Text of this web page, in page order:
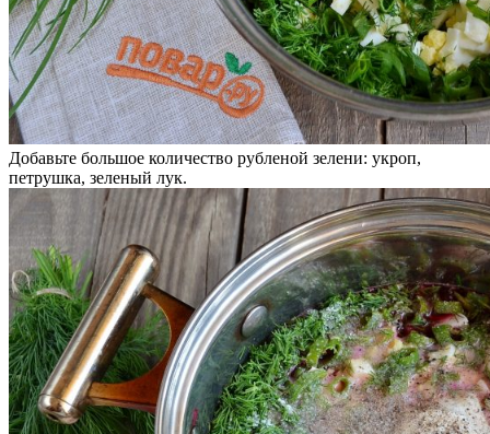
Добавьте большое количество рубленой зелени: укроп,
петрушка, зеленый лук.